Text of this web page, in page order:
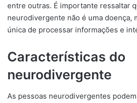
entre outras. É importante ressaltar
neurodivergente não é uma doença,
única de processar informações e
Características do
neurodivergente
As pessoas neurodivergentes